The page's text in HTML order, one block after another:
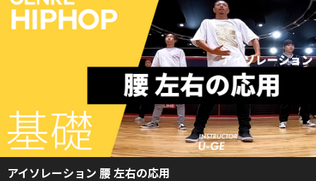
アイソレーション 腰 左右の応用